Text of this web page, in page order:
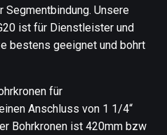
Unsere
ist für Dienstleister und
bestens geeignet und bohrt
für
Anschluss von 1 1/4“
Bohrkronen ist 420mm bzw